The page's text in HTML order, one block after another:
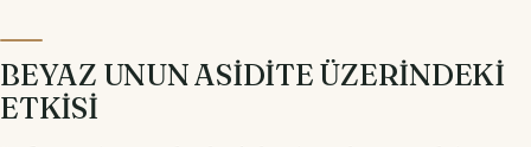
BEYAZ UNUN ASİDİTE ÜZERİNDEKİ
ETKİSİ